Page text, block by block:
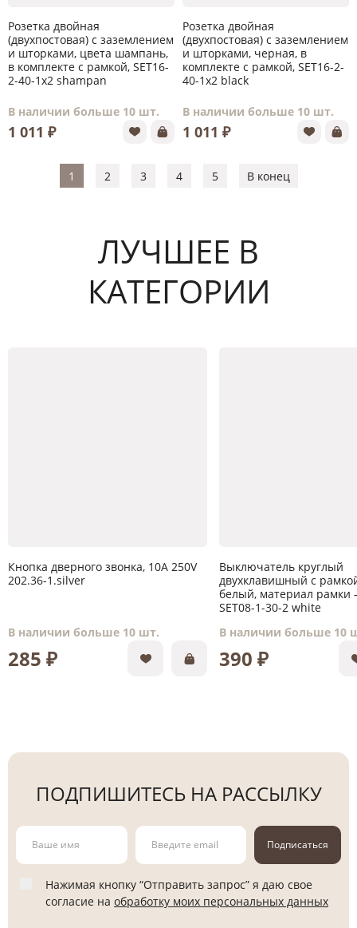
Розетка двойная
(двухпостовая) с заземлением
и шторками, цвета шампань,
в комплекте с рамкой, SET16-
2-40-1x2 shampan
В наличии больше 10 шт.
1 011 ₽
Розетка двойная
(двухпостовая) с заземлением
и шторками, черная, в
комплекте с рамкой, SET16-2-
40-1x2 black
В наличии больше 10 шт.
1 011 ₽
1 2 3 4 5 В конец
ЛУЧШЕЕ В
КАТЕГОРИИ
Кнопка дверного звонка, 10A 250V
202.36-1.silver
В наличии больше 10 шт.
285 ₽
Выключатель круглый
двухклавишный с
белый, материал рамки
SET08-1-30-2 white
В наличии больше 10
390 ₽
ПОДПИШИТЕСЬ НА РАССЫЛКУ
Подписаться
Нажимая кнопку “Отправить запрос” я даю свое
согласие на обработку моих персональных данных